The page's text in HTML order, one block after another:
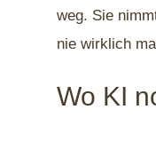
weg. Sie
nie wirklich
Wo KI